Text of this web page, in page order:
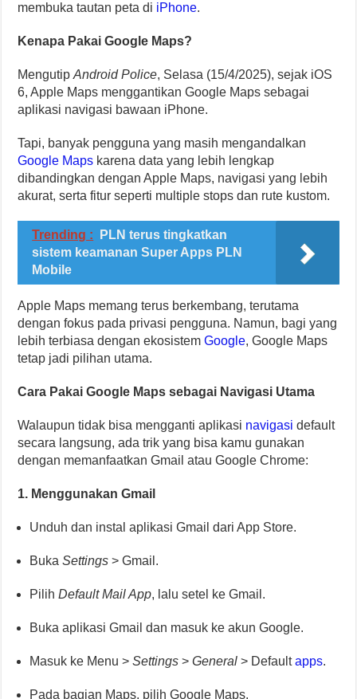
membuka tautan peta di iPhone.
Kenapa Pakai Google Maps?
MengutipAndroid Police, Selasa (15/4/2025), sejak iOS
6, Apple Maps menggantikan Google Maps sebagai
aplikasi navigasi bawaan iPhone.
Tapi, banyak pengguna yang masih mengandalkan
Google Maps karena data yang lebih lengkap
dibandingkan dengan Apple Maps, navigasi yang lebih
akurat, serta fitur seperti multiple stops dan rute kustom.
Trending :
PLN terus tingkatkan
sistem keamanan Super Apps PLN
Mobile
Apple Maps memang terus berkembang, terutama
dengan fokus pada privasi pengguna. Namun, bagi yang
lebih terbiasa dengan ekosistemGoogle, Google Maps
tetap jadi pilihan utama.
Cara Pakai Google Maps sebagai Navigasi Utama
Walaupun tidak bisa mengganti aplikasi navigasi default
secara langsung, ada trik yang bisa kamu gunakan
dengan memanfaatkan Gmail atau Google Chrome:
1. Menggunakan Gmail
Unduh dan instal aplikasi Gmail dari App Store.
BukaSettings > Gmail.
PilihDefault Mail App, lalu setel ke Gmail.
Buka aplikasi Gmail dan masuk ke akun Google.
Masuk ke Menu > Settings >General > Defaultapps.
Pada bagian Maps, pilih Google Maps.